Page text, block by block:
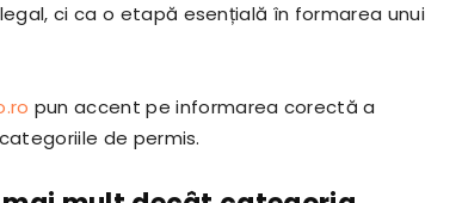
ci ca o etapă esențială în formarea unui
pun accent pe informarea corectă a
de permis.